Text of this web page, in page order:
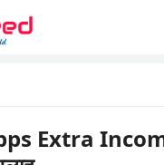
Extra